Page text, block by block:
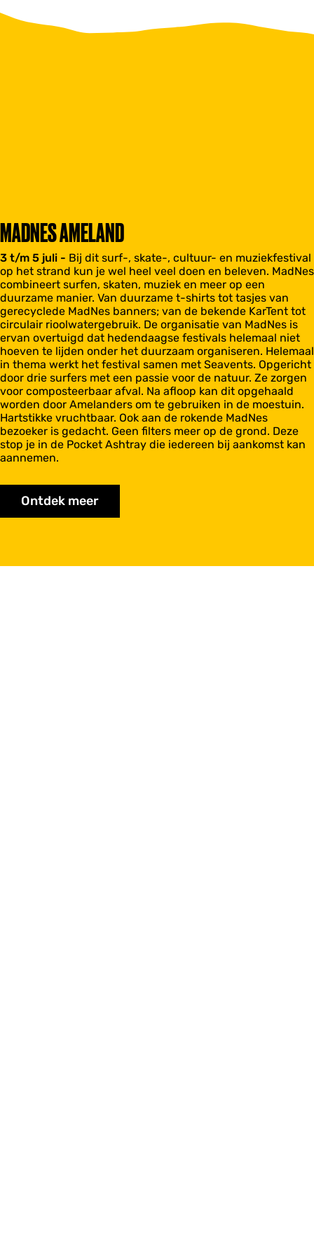
MADNES AMELAND
3 t/m 5 juli - Bij dit surf-, skate-, cultuur- en muziekfestival
op het strand kun je wel heel veel doen en beleven. MadNes
combineert surfen, skaten, muziek en meer op een
duurzame manier. Van duurzame t-shirts tot tasjes van
gerecyclede MadNes banners; van de bekende KarTent tot
circulair rioolwatergebruik. De organisatie van MadNes is
ervan overtuigd dat hedendaagse festivals helemaal niet
hoeven te lijden onder het duurzaam organiseren. Helemaal
in thema werkt het festival samen met Seavents. Opgericht
door drie surfers met een passie voor de natuur. Ze zorgen
voor composteerbaar afval. Na afloop kan dit opgehaald
worden door Amelanders om te gebruiken in de moestuin.
Hartstikke vruchtbaar. Ook aan de rokende MadNes
bezoeker is gedacht. Geen filters meer op de grond. Deze
stop je in de Pocket Ashtray die iedereen bij aankomst kan
aannemen.
Ontdek meer